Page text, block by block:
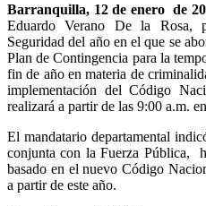
Barranquilla, 12 de enero de
Eduardo Verano De la Rosa,
Seguridad del año en el que se
Plan de Contingencia para la
fin de año en materia de
implementación del Código
realizará a partir de las 9:00 a.m.
El mandatario departamental
conjunta con la Fuerza Pública,
basado en el nuevo Código
a partir de este año.